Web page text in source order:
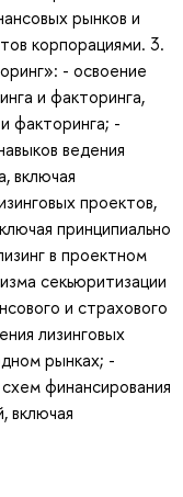
рынков и
корпорациями. 3.
- освоение
и факторинга,
факторинга; -
ведения
включая
проектов,
принципиально
в проектном
секьюритизации
и страхового
лизинговых
рынках; -
финансирования
включая